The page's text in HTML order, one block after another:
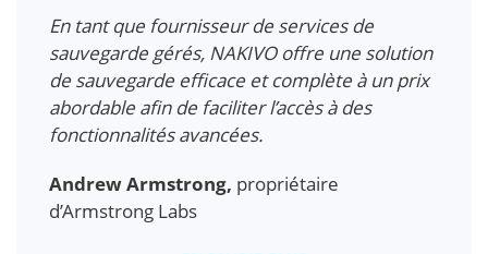
En tant que fournisseur de services de
sauvegarde gérés, NAKIVO offre une solution
de sauvegarde efficace et complète à un prix
abordable afin de faciliter l’accès à des
fonctionnalités avancées.
Andrew Armstrong, propriétaire
d’Armstrong Labs